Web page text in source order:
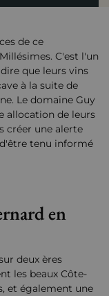
de ce
C'est l'un
que leurs vins
à la suite de
Le domaine Guy
allocation de leurs
créer une alerte
tenu informé
en
deux ères
les beaux Côte-
et également une